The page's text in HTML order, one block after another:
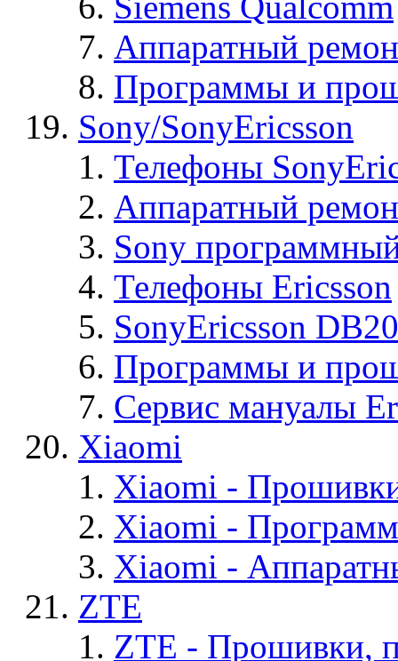
Аппаратный
Программы и
Sony/SonyEricsson
Телефоны
Аппаратный
Sony
Телефоны Ericsson
SonyEricsson
Программы и
Сервис мануалы
Xiaomi
Xiaomi -
Xiaomi -
Xiaomi -
ZTE
ZTE - Прошивки,